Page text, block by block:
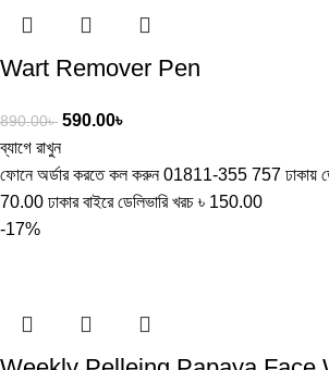
Wart Remover Pen
890.00৳ 590.00৳
ব্যাগে রাখুন
ফোনে অর্ডার করতে কল করুন 01811-355 757 ঢাকায়
70.00 ঢাকার বাইরে ডেলিভারি খরচ ৳ 150.00
-17%